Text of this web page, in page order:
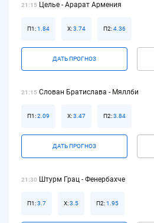
21:15 Целье - Арарат Армения
ДАТЬ ПРОГНОЗ
П1:1.84 Х:3.74 П2:4.36
21:15 Слован Братислава - Мяллби
ДАТЬ ПРОГНОЗ
П1:2.09 Х:3.47 П2:3.84
21:30 Штурм Грац - Фенербахче
П1:3.7 Х:3.5 П2:1.95